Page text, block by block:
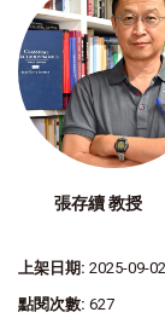
張存續 教授
上架日期: 2025-09-02
點閱次數: 627